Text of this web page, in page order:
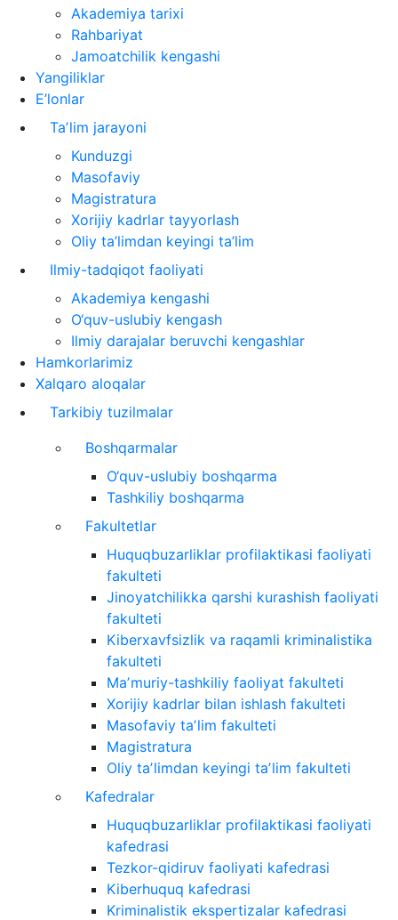
Akademiya tarixi
Rahbariyat
Jamoatchilik kengashi
Yangiliklar
E’lonlar
Taʼlim jarayoni
Kunduzgi
Masofaviy
Magistratura
Xorijiy kadrlar tayyorlash
Oliy ta’limdan keyingi ta’lim
Ilmiy-tadqiqot faoliyati
Akademiya kengashi
O‘quv-uslubiy kengash
Ilmiy darajalar beruvchi kengashlar
Hamkorlarimiz
Xalqaro aloqalar
Tarkibiy tuzilmalar
Boshqarmalar
O‘quv-uslubiy boshqarma
Tashkiliy boshqarma
Fakultetlar
Huquqbuzarliklar profilaktikasi faoliyati
fakulteti
Jinoyatchilikka qarshi kurashish faoliyati
fakulteti
Kiberxavfsizlik va raqamli kriminalistika
fakulteti
Maʼmuriy-tashkiliy faoliyat fakulteti
Xorijiy kadrlar bilan ishlash fakulteti
Masofaviy taʼlim fakulteti
Magistratura
Oliy taʼlimdan keyingi taʼlim fakulteti
Kafedralar
Huquqbuzarliklar profilaktikasi faoliyati
kafedrasi
Tezkor-qidiruv faoliyati kafedrasi
Kiberhuquq kafedrasi
Kriminalistik ekspertizalar kafedrasi